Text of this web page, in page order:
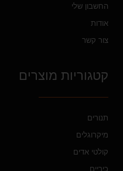
החשבון שלי
אודות
צור קשר
קטגוריות מוצרים
תנורים
מיקרוגלים
קולטי אדים
כיריים